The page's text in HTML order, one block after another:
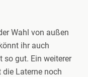
Wahl von außen
ihr auch
so gut. Ein weiterer
Laterne noch